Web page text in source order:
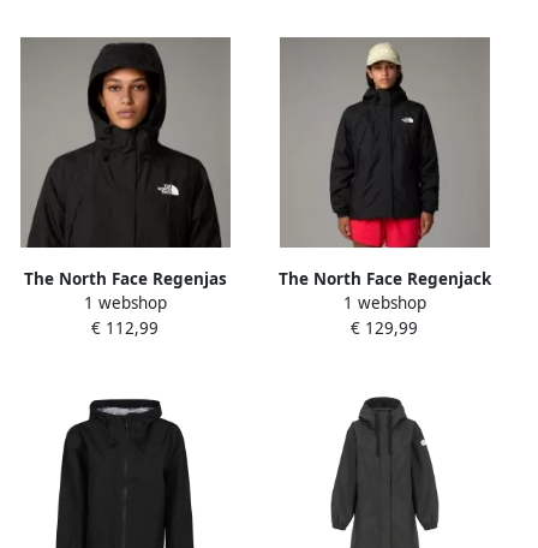
The North Face Regenjas
Antora regenparka voor
dames Waterdicht
1 webshop
€ 112,99
The North Face Regenjack
Antora regenjack voor
dames Waterdicht
1 webshop
€ 129,99